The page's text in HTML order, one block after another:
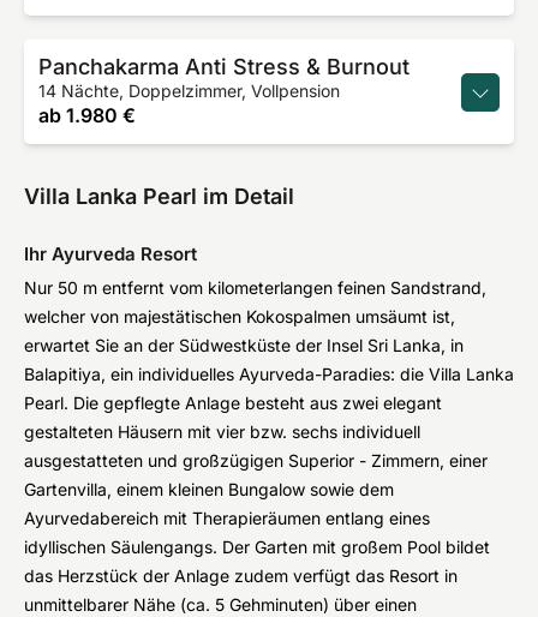
Panchakarma Anti Stress & Burnout
14 Nächte, Doppelzimmer, Vollpension
ab 1.980 €
Villa Lanka Pearl im Detail
Ihr Ayurveda Resort
Nur 50 m entfernt vom kilometerlangen feinen Sandstrand,
welcher von majestätischen Kokospalmen umsäumt ist,
erwartet Sie an der Südwestküste der Insel Sri Lanka, in
Balapitiya, ein individuelles Ayurveda-Paradies: die Villa Lanka
Pearl. Die gepflegte Anlage besteht aus zwei elegant
gestalteten Häusern mit vier bzw. sechs individuell
ausgestatteten und großzügigen Superior - Zimmern, einer
Gartenvilla, einem kleinen Bungalow sowie dem
Ayurvedabereich mit Therapieräumen entlang eines
idyllischen Säulengangs. Der Garten mit großem Pool bildet
das Herzstück der Anlage zudem verfügt das Resort in
unmittelbarer Nähe (ca. 5 Gehminuten) über einen